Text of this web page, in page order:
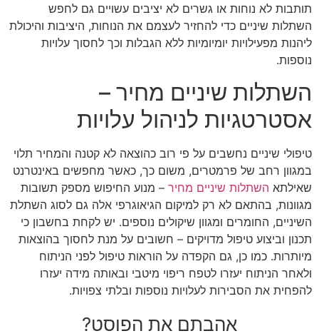
תותבות לא נוחות או גשרים לא יציבים עשויים גם לחפש
השתלות שיניים כדי להחזיר לעצמם את הנוחות, היציבות והיכולת
ליהנות מפעילויות יומיומיות ללא הגבלות וכך לחסוך עלויות
נוספות.
השתלות שיניים מחיר –
אסטרטגיות לניהול עלויות
טיפולי שיניים נחשבים על פי רוב כהוצאה לא קטנה והמחיר תלוי
במגוון רחב של פרמטרים, משום כך, כאשר מחפשים באינטרנט
שאילתא השתלות שיניים מחיר – מנוע החיפוש מספק תשובות
מגוונות, בהתאם לא רק למיקום הגיאוגרפי אלה גם לסוג השתלת
השיניים, החומרים ומגוון שיקולים נוספים. יש לקחת בחשבון כי
תכנון וביצוע טיפול מדויקים – חשובים על מנת לחסוך בהוצאות
מיותרות. כמו כן, גם הקפדה על הוראות טיפול לפני הניתוח
ולאחר הניתוח יעזרו לטפח ריפוי מיטבי ובאותה מידה יעזרו
להפחית את הסבירות לעלויות נוספות ובלתי צפויות.
אהבתם את הפוסט?